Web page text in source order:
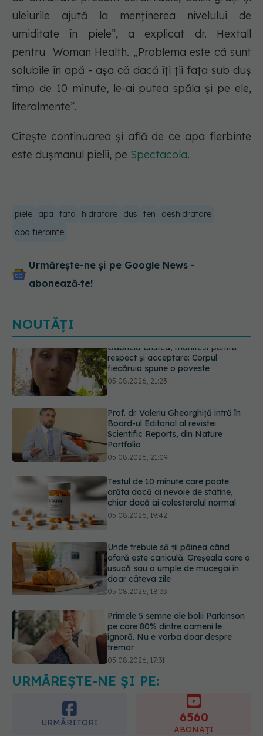
uleiurile ajută la menținerea nivelului de
umiditate în piele”, a explicat dr. Hextall
pentru Woman Health. „Problema este că sunt
solubile în apă - așa că dacă îți ții fața sub duș
timp de 10 minute, le-ai putea spăla și pe ele,
literalmente”.
Citește continuarea și află de ce apa fierbinte
este dușmanul pielii, pe Spectacola.
piele apa fata hidratare dus ten
deshidratare
apa fierbinte
Urmărește-ne și pe Google News -
abonează‑te!
NOUTĂȚI
Prof. dr. Valeriu Gheorghiță intră în
Board-ul Editorial al revistei
Scientific Reports, din Nature
05.08.2026, 21:09
Testul de 10 minute care poate
arăta dacă ai nevoie de statine,
chiar dacă ai colesterolul normal
Unde trebuie să ții pâinea când
afară este caniculă. Greșeala care o
usucă sau o umple de mucegai în
05.08.2026, 18:33
Primele 5 semne ale bolii Parkinson
pe care 80% dintre oameni le
ignoră. Nu e vorba doar despre
05.08.2026, 17:31
Gabriela Cristea, manifest pentru
respect și acceptare: Corpul
fiecăruia spune o poveste
URMĂREȘTE-NE ȘI PE:
URMĂRITORI 6560
ABONAȚI